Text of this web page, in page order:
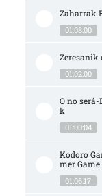
Zaharrak
01:08:00
Zeresanik
01:02:00
O no
k
01:00:04
Kodoro
mer
01:06:17